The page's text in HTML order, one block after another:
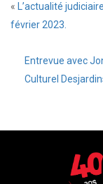
«
L’actualité
février 2023.
Entrevue avec
Culturel